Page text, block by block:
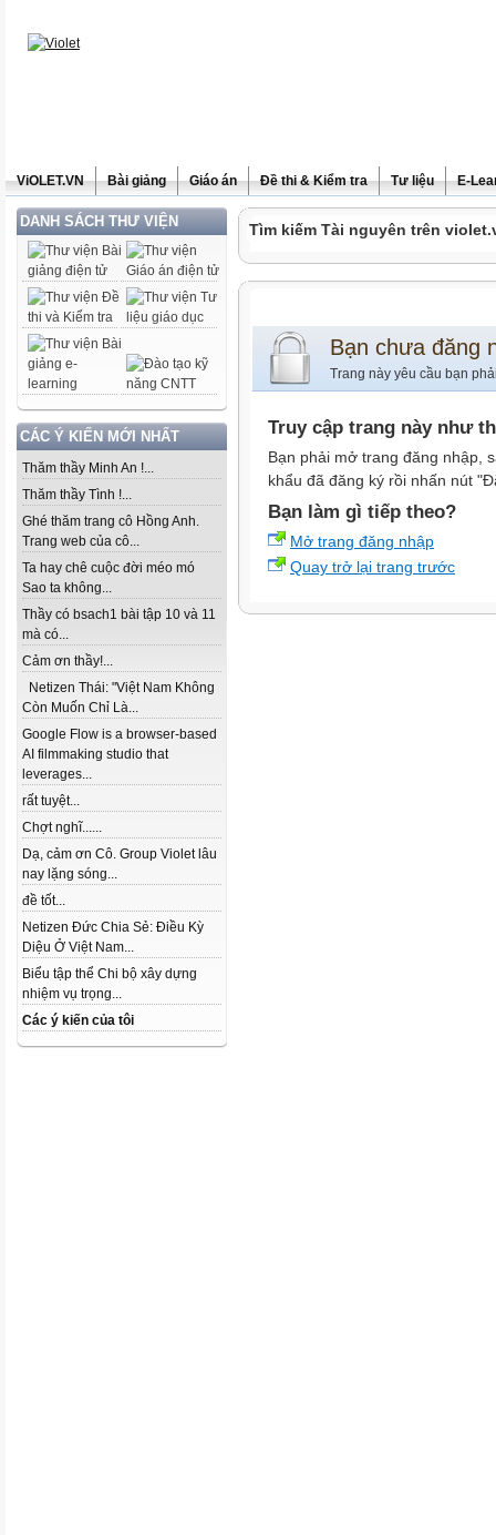
ViOLET.VN Bài giảng Giáo án Đề thi & Kiểm tra Tư liệu E-
DANH SÁCH THƯ VIỆN
CÁC Ý KIẾN MỚI NHẤT
Thăm thầy Minh An !...
Thăm thầy Tình !...
Ghé thăm trang cô Hồng Anh.
Trang web của cô...
Ta hay chê cuộc đời méo mó
Sao ta không...
Thầy có bsach1 bài tập 10 và 11
mà có...
Cảm ơn thầy!...
Netizen Thái: "Việt Nam Không
Còn Muốn Chỉ Là...
Google Flow is a browser-based
AI filmmaking studio that
leverages...
rất tuyệt...
Chợt nghĩ......
Dạ, cảm ơn Cô. Group Violet lâu
nay lặng sóng...
đề tốt...
Netizen Đức Chia Sẻ: Điều Kỳ
Diệu Ở Việt Nam...
Biểu tập thể Chi bộ xây dựng
nhiệm vụ trọng...
Các ý kiến của tôi
Tìm kiếm Tài nguyên trên
Bạn chưa đăng
Trang này yêu cầu bạn
Truy cập trang này như
Bạn phải mở trang đăng nhập,
khẩu đã đăng ký rồi nhấn nút
Bạn làm gì tiếp theo?
Mở trang đăng nhập
Quay trở lại trang trước